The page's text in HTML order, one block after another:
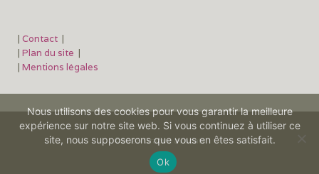
| Contact |
| Plan du site |
| Mentions légales
©2026 Graëve avocats
Nous utilisons des cookies pour vous garantir la meilleure
expérience sur notre site web. Si vous continuez à utiliser ce
site, nous supposerons que vous en êtes satisfait.
Ok